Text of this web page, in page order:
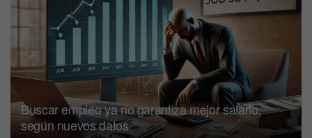
Buscar empleo ya no garantiza mejor salario,
según nuevos datos